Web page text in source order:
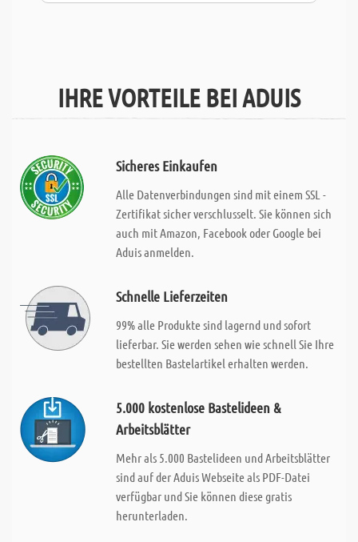
IHRE VORTEILE BEI ADUIS
Sicheres Einkaufen
Alle Datenverbindungen sind mit einem SSL -
Zertifikat sicher verschlusselt. Sie können sich
auch mit Amazon, Facebook oder Google bei
Aduis anmelden.
Schnelle Lieferzeiten
99% alle Produkte sind lagernd und sofort
lieferbar. Sie werden sehen wie schnell Sie Ihre
bestellten Bastelartikel erhalten werden.
5.000 kostenlose Bastelideen &
Arbeitsblätter
Mehr als 5.000 Bastelideen und Arbeitsblätter
sind auf der Aduis Webseite als PDF-Datei
verfügbar und Sie können diese gratis
herunterladen.